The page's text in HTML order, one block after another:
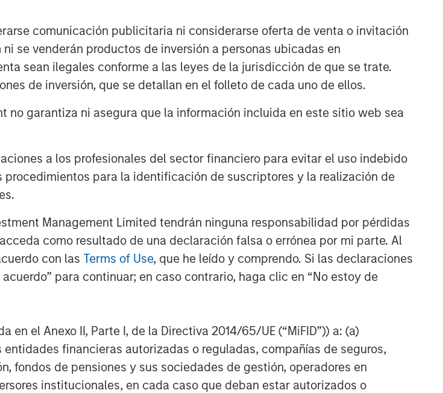
comunicación publicitaria ni considerarse oferta de venta o invitación
se venderán productos de inversión a personas ubicadas en
sean ilegales conforme a las leyes de la jurisdicción de que se trate.
de inversión, que se detallan en el folleto de cada uno de ellos.
no garantiza ni asegura que la información incluida en este sitio web sea
a los profesionales del sector financiero para evitar el uso indebido
para la identificación de suscriptores y la realización de
Management Limited tendrán ninguna responsabilidad por pérdidas
como resultado de una declaración falsa o errónea por mi parte. Al
con las Terms of Use, que he leído y comprendo. Si las declaraciones
para continuar; en caso contrario, haga clic en “No estoy de
el Anexo II, Parte I, de la Directiva 2014/65/UE (“MiFID”)) a: (a)
financieras autorizadas o reguladas, compañías de seguros,
fondos de pensiones y sus sociedades de gestión, operadores en
institucionales, en cada caso que deban estar autorizados o
Morgan
bring significant
on deploying
about
firm providing
and
from more
Morgan Stanley,